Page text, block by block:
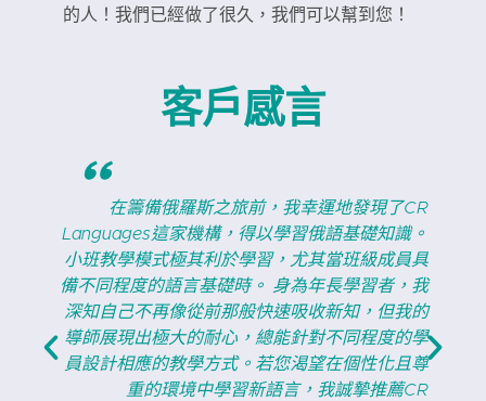
的人！我們已經做了很久，我們可以幫到您！
客戶感言
" 在籌備俄羅斯之旅前，我幸運地發現了CR
Languages這家機構，得以學習俄語基礎知識。
小班教學模式極其利於學習，尤其當班級成員具
備不同程度的語言基礎時。 身為年長學習者，我
深知自己不再像從前那般快速吸收新知，但我的
導師展現出極大的耐心，總能針對不同程度的學
員設計相應的教學方式。若您渴望在個性化且尊
重的環境中學習新語言，我誠摯推薦CR